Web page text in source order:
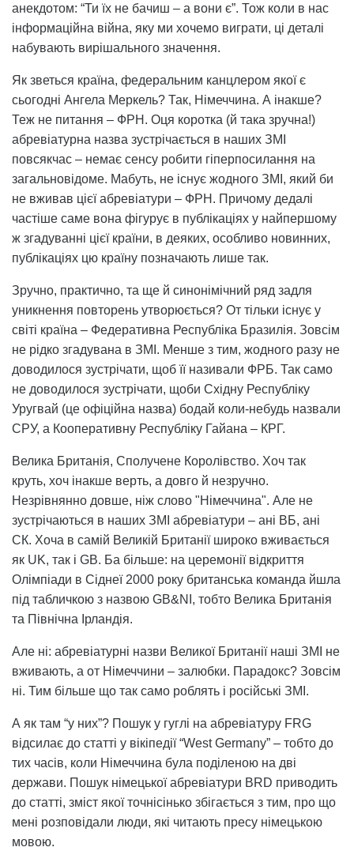
анекдотом: “Ти їх не бачиш – а вони є”. Тож коли в нас
інформаційна війна, яку ми хочемо виграти, ці деталі
набувають вирішального значення.
Як зветься країна, федеральним канцлером якої є
сьогодні Ангела Меркель? Так, Німеччина. А інакше?
Теж не питання – ФРН. Оця коротка (й така зручна!)
абревіатурна назва зустрічається в наших ЗМІ
повсякчас – немає сенсу робити гіперпосилання на
загальновідоме. Мабуть, не існує жодного ЗМІ, який би
не вживав цієї абревіатури – ФРН. Причому дедалі
частіше саме вона фігурує в публікаціях у найпершому
ж згадуванні цієї країни, в деяких, особливо новинних,
публікаціях цю країну позначають лише так.
Зручно, практично, та ще й синонімічний ряд задля
уникнення повторень утворюється? От тільки існує у
світі країна – Федеративна Республіка Бразилія. Зовсім
не рідко згадувана в ЗМІ. Менше з тим, жодного разу не
доводилося зустрічати, щоб її називали ФРБ. Так само
не доводилося зустрічати, щоби Східну Республіку
Уругвай (це офіційна назва) бодай коли-небудь назвали
СРУ, а Кооперативну Республіку Гайана – КРГ.
Велика Британія, Сполучене Королівство. Хоч так
круть, хоч інакше верть, а довго й незручно.
Незрівнянно довше, ніж слово "Німеччина". Але не
зустрічаються в наших ЗМІ абревіатури – ані ВБ, ані
СК. Хоча в самій Великій Британії широко вживається
як UK, так і GВ. Ба більше: на церемонії відкриття
Олімпіади в Сіднеї 2000 року британська команда йшла
під табличкою з назвою GB&NI, тобто Велика Британія
та Північна Ірландія.
Але ні: абревіатурні назви Великої Британії наші ЗМІ не
вживають, а от Німеччини – залюбки. Парадокс? Зовсім
ні. Тим більше що так само роблять і російські ЗМІ.
А як там “у них”? Пошук у гуглі на абревіатуру FRG
відсилає до статті у вікіпедії “West Germanу” – тобто до
тих часів, коли Німеччина була поділеною на дві
держави. Пошук німецької абревіатури BRD приводить
до статті, зміст якої точнісінько збігається з тим, про що
мені розповідали люди, які читають пресу німецькою
мовою.